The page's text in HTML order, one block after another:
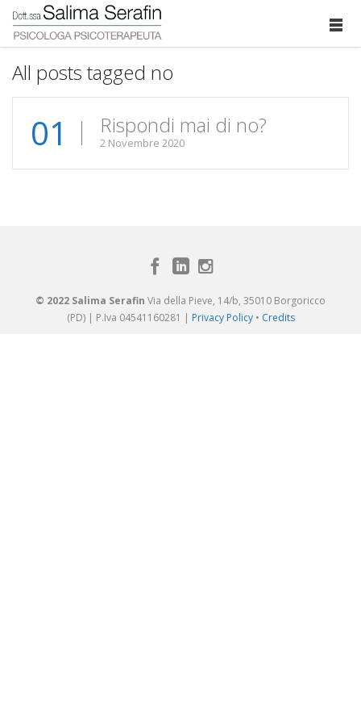
All posts tagged no
01 Rispondi mai di no?
2 Novembre 2020
© 2022 Salima Serafin Via della Pieve, 14/b, 35010 Borgoricco
(PD) | P.Iva 04541160281 | Privacy Policy• Credits